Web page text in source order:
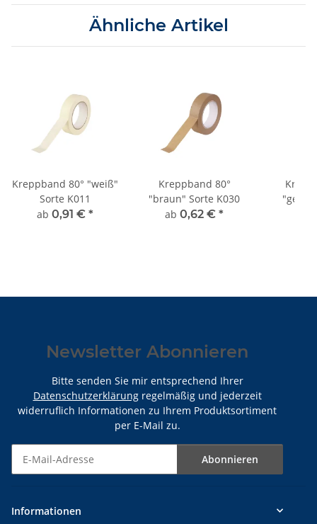
Ähnliche Artikel
Kreppband 80° "weiß"
Sorte K011
ab 0,91 € *
Kreppband 80°
"braun" Sorte K030
ab 0,62 € *
"gelb"
Newsletter Abonnieren
Bitte senden Sie mir entsprechend Ihrer
Datenschutzerklärungregelmäßig und jederzeit
widerruflich Informationen zu Ihrem Produktsortiment
per E-Mail zu.
Abonnieren
Informationen